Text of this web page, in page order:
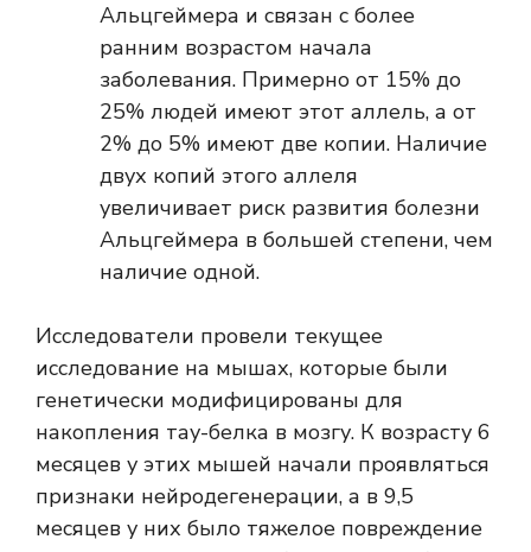
Альцгеймера и связан с более
ранним возрастом начала
заболевания. Примерно от 15% до
25% людей имеют этот аллель, а от
2% до 5% имеют две копии. Наличие
двух копий этого аллеля
увеличивает риск развития болезни
Альцгеймера в большей степени, чем
наличие одной.
Исследователи провели текущее
исследование на мышах, которые были
генетически модифицированы для
накопления тау-белка в мозгу. К возрасту 6
месяцев у этих мышей начали проявляться
признаки нейродегенерации, а в 9,5
месяцев у них было тяжелое повреждение